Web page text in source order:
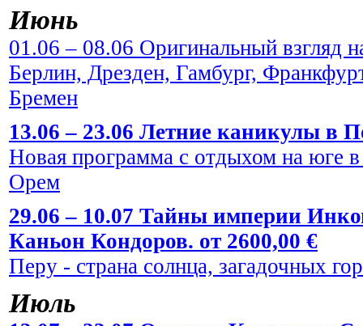
Июнь
01.06 – 08.06 Оригинальный взгляд
Берлин, Дрезден, Гамбург,
Бремен
13.06 – 23.06 Летние каникулы в
Новая программа с отдыхом на юге
Орем
29.06 – 10.07 Тайны империи
Каньон Кондоров. от 2600,00 €
Перу - страна солнца, загадочных
Июль